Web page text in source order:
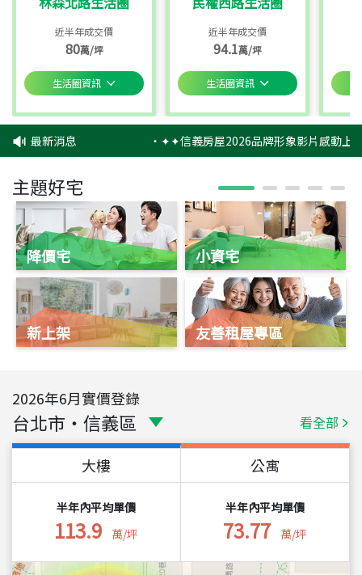
近半年成交價
80萬/坪
生活圈資訊
近半年成交價
94.1萬/坪
生活圈資訊
最新消息 ‧✦✦信義房屋2026品牌形象影片感動上
主題好宅
降價宅
新上架
小資宅
友善租屋專區
2026年6月實價登錄
台北市 ・ 信義區 看全部
大樓
半年內平均單價
113.9 萬/坪
公寓
半年內平均單價
73.77 萬/坪